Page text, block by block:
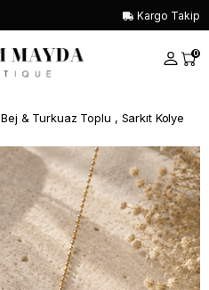
Kargo Takip
0
Bej & Turkuaz Toplu , Sarkıt Kolye